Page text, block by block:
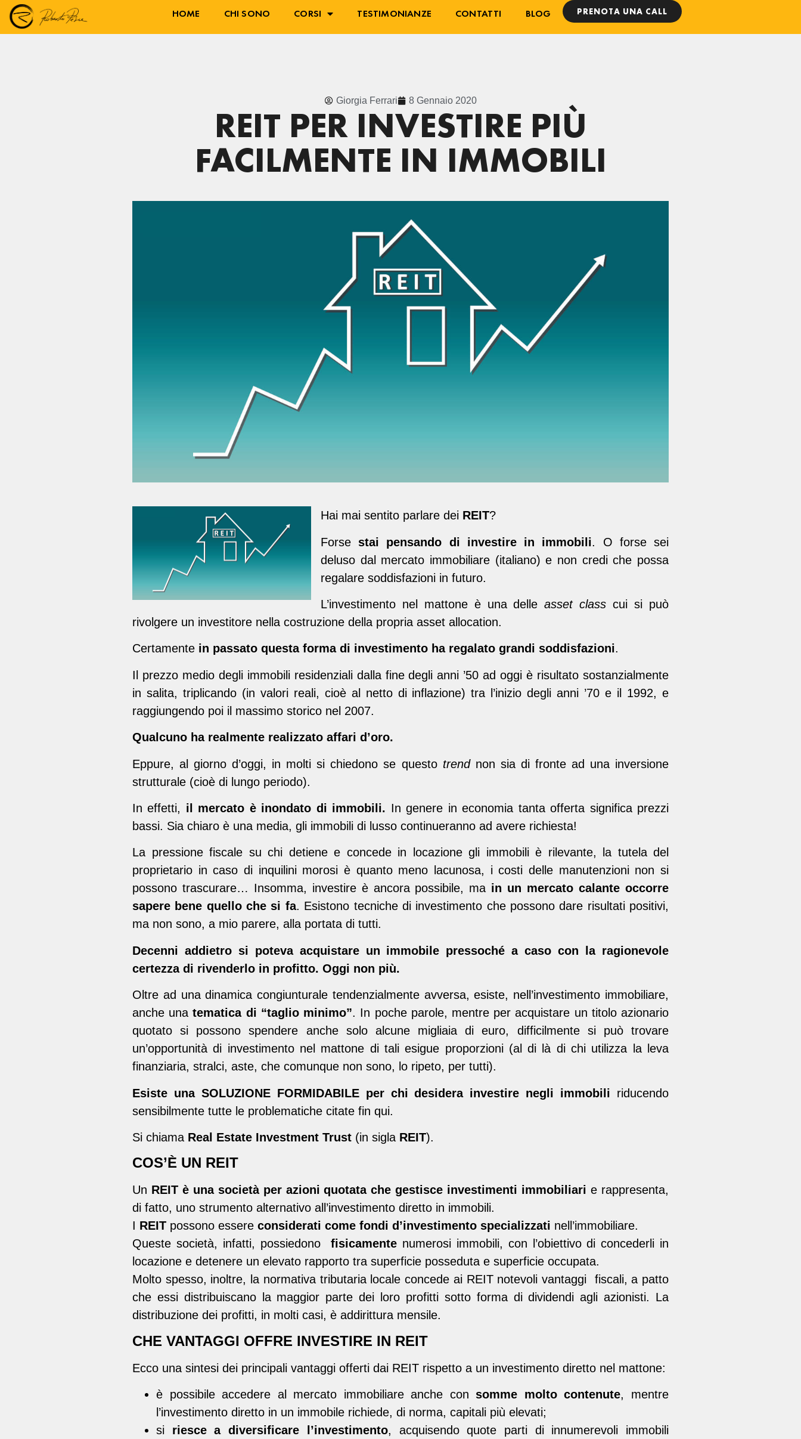
HOME CHI SONO CORSI TESTIMONIANZE CONTATTI BLOG PRENOTA UNA CALL
Giorgia Ferrari 8 Gennaio 2020
REIT PER INVESTIRE PIÙ
FACILMENTE IN IMMOBILI
Hai mai sentito parlare dei REIT?
Forse stai pensando di investire in immobili. O forse sei
deluso dal mercato immobiliare (italiano) e non credi che possa
regalare soddisfazioni in futuro.
L’investimento nel mattone è una delleasset classcui si può
rivolgere un investitore nella costruzione della propria asset allocation.
Certamente in passato questa forma di investimento ha regalato grandi soddisfazioni.
Il prezzo medio degli immobili residenziali dalla fine degli anni ’50 ad oggi è risultato sostanzialmente
in salita, triplicando (in valori reali, cioè al netto di inflazione) tra l’inizio degli anni ’70 e il 1992, e
raggiungendo poi il massimo storico nel 2007.
Qualcuno ha realmente realizzato affari d’oro.
Eppure, al giorno d’oggi, in molti si chiedono se questo trendnon sia di fronte ad una inversione
strutturale (cioè di lungo periodo).
In effetti, il mercato è inondato di immobili. In genere in economia tanta offerta significa prezzi
bassi. Sia chiaro è una media, gli immobili di lusso continueranno ad avere richiesta!
La pressione fiscale su chi detiene e concede in locazione gli immobili è rilevante, la tutela del
proprietario in caso di inquilini morosi è quanto meno lacunosa, i costi delle manutenzioni non si
possono trascurare… Insomma, investire è ancora possibile, ma in un mercato calante occorre
sapere bene quello che si fa. Esistono tecniche di investimento che possono dare risultati positivi,
ma non sono, a mio parere, alla portata di tutti.
Decenni addietro si poteva acquistare un immobile pressoché a caso con la ragionevole
certezza di rivenderlo in profitto. Oggi non più.
Oltre ad una dinamica congiunturale tendenzialmente avversa, esiste, nell’investimento immobiliare,
anche unatematica di “taglio minimo”. In poche parole, mentre per acquistare un titolo azionario
quotato si possono spendere anche solo alcune migliaia di euro, difficilmente si può trovare
un’opportunità di investimento nel mattone di tali esigue proporzioni (al di là di chi utilizza la leva
finanziaria, stralci, aste, che comunque non sono, lo ripeto, per tutti).
Esiste una SOLUZIONE FORMIDABILE per chi desidera investire negli immobili riducendo
sensibilmente tutte le problematiche citate fin qui.
Si chiama Real Estate Investment Trust (in sigla REIT).
COS’È UN REIT
Un REIT è una società per azioni quotata che gestisce investimenti immobiliari e rappresenta,
di fatto, uno strumento alternativo all’investimento diretto in immobili.
I REIT possono essere considerati come fondi d’investimento specializzati nell’immobiliare.
Queste società, infatti, possiedonofisicamente numerosi immobili, con l’obiettivo di concederli in
locazione e detenere un elevato rapporto tra superficie posseduta e superficie occupata.
Molto spesso, inoltre, la normativa tributaria locale concede ai REIT notevoli vantaggi fiscali, a patto
che essi distribuiscano la maggior parte dei loro profitti sotto forma di dividendi agli azionisti. La
distribuzione dei profitti, in molti casi, è addirittura mensile.
CHE VANTAGGI OFFRE INVESTIRE IN REIT
Ecco una sintesi dei principali vantaggi offerti dai REIT rispetto a un investimento diretto nel mattone:
è possibile accedere al mercato immobiliare anche con somme molto contenute, mentre
l’investimento diretto in un immobile richiede, di norma, capitali più elevati;
si riesce a diversificare l’investimento, acquisendo quote parti di innumerevoli immobili